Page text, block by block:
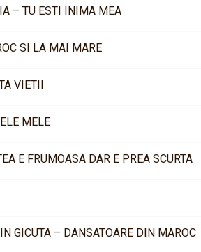
– TU ESTI INIMA MEA
SI LA MAI MARE
VIETII
MELE
E FRUMOASA DAR E PREA SCURTA
GICUTA – DANSATOARE DIN MAROC